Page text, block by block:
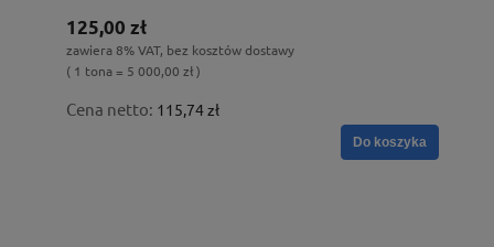
125,00 zł
zawiera 8% VAT, bez kosztów dostawy
( 1 tona = 5 000,00 zł )
Cena netto: 115,74 zł
Do koszyka